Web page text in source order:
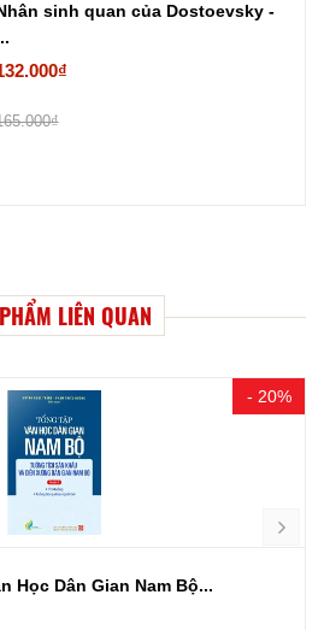
sinh quan của Dostoevsky -
LIÊN QUAN
- 20%
Học Dân Gian Nam Bộ...